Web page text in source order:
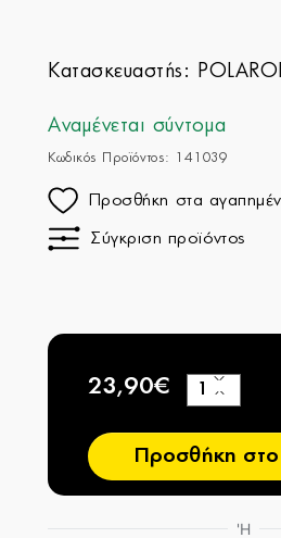
Κατασκευαστής:
Αναμένεται σύντομα
Κωδικός Προϊόντος: 141039
Προσθήκη στα
Σύγκριση προϊόντος
23,90€
−
+
Προσθήκη στο